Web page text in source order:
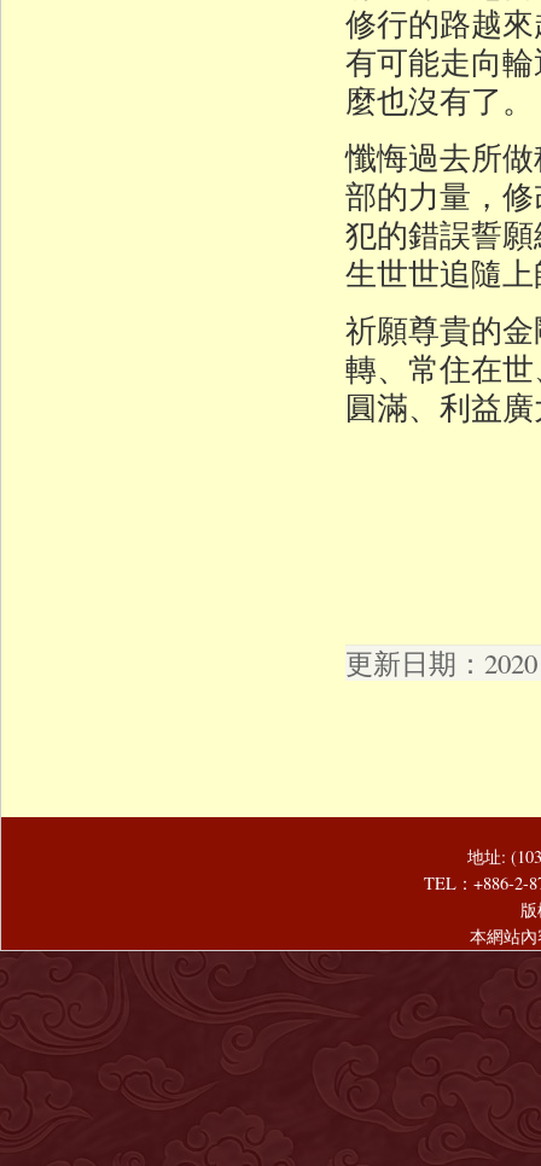
修行的路越
有可能走向
麼也沒有了。
懺悔過去所
部的力量，
犯的錯誤誓
生世世追隨
祈願尊貴的
轉、常住在
圓滿、利益
更新日期：
地址:
TEL：+886-2-
本網站